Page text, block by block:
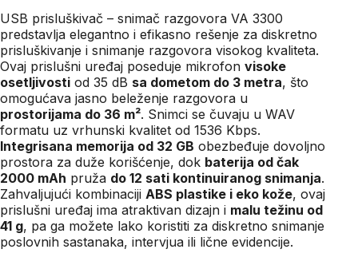
USB prisluškivač – snimač razgovora VA 3300
predstavlja elegantno i efikasno rešenje za diskretno
prisluškivanje i snimanje razgovora visokog kvaliteta.
Ovaj prislušni uređaj poseduje mikrofon visoke
osetljivosti od 35 dB sa dometom do 3 metra, što
omogućava jasno beleženje razgovora u
prostorijama do 36 m². Snimci se čuvaju u WAV
formatu uz vrhunski kvalitet od 1536 Kbps.
Integrisana memorija od 32 GB obezbeđuje dovoljno
prostora za duže korišćenje, dok baterija od čak
2000 mAh pruža do 12 sati kontinuiranog snimanja.
Zahvaljujući kombinaciji ABS plastike i eko kože, ovaj
prislušni uređaj ima atraktivan dizajn i malu težinu od
41 g, pa ga možete lako koristiti za diskretno snimanje
poslovnih sastanaka, intervjua ili lične evidencije.